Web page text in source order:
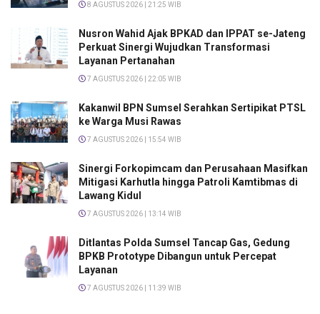
8 AGUSTUS 2026 | 21:25 WIB
Nusron Wahid Ajak BPKAD dan IPPAT se-Jateng
Perkuat Sinergi Wujudkan Transformasi
Layanan Pertanahan
7 AGUSTUS 2026 | 22:05 WIB
Kakanwil BPN Sumsel Serahkan Sertipikat PTSL
ke Warga Musi Rawas
7 AGUSTUS 2026 | 15:54 WIB
Sinergi Forkopimcam dan Perusahaan Masifkan
Mitigasi Karhutla hingga Patroli Kamtibmas di
Lawang Kidul
7 AGUSTUS 2026 | 13:14 WIB
Ditlantas Polda Sumsel Tancap Gas, Gedung
BPKB Prototype Dibangun untuk Percepat
Layanan
7 AGUSTUS 2026 | 11:39 WIB